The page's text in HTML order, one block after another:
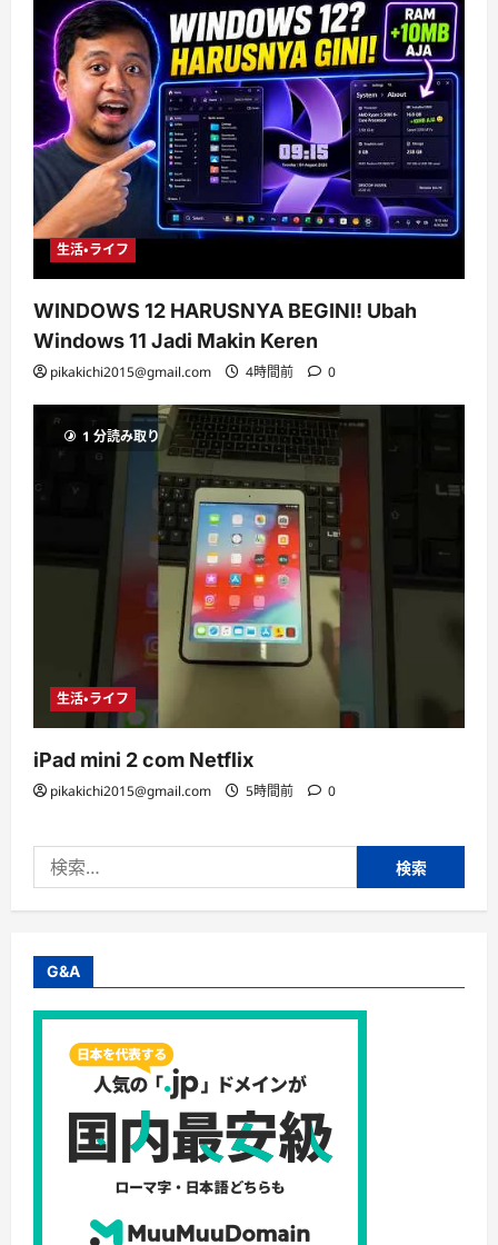
生活・ライフ
WINDOWS 12 HARUSNYA BEGINI! Ubah
Windows 11 Jadi Makin Keren
pikakichi2015@gmail.com 4時間前 0
1 分読み取り
生活・ライフ
iPad mini 2 com Netflix
pikakichi2015@gmail.com 5時間前 0
索:
G&A